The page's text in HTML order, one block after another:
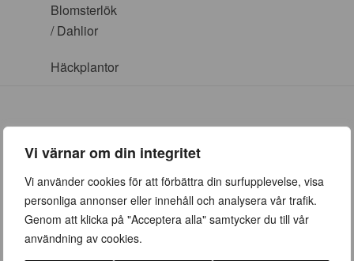
Vi värnar om din integritet
Vi använder cookies för att förbättra din surfupplevelse, visa
personliga annonser eller innehåll och analysera vår trafik.
Genom att klicka på "Acceptera alla" samtycker du till vår
användning av cookies.
Blomsterlök
/ Dahlior
Häckplantor
ÖPPETTIDER
Vår (23 mars – 28 juni)
Vardagar 09:00 – 19:00
Lördag 10:00 – 16:00